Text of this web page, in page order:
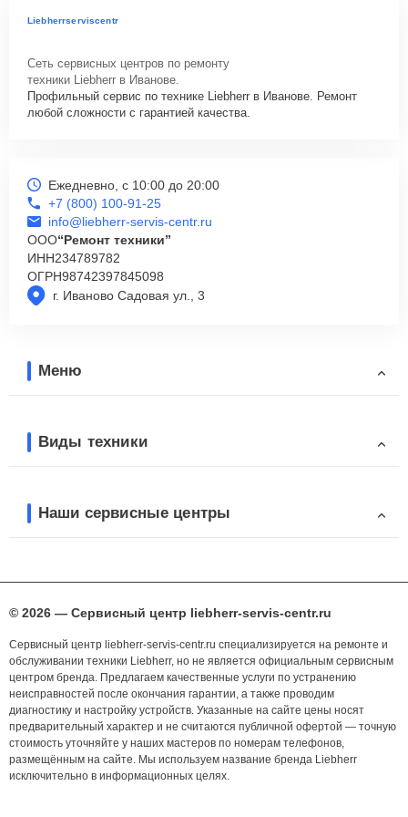
Liebherrserviscentr
Сеть сервисных центров по ремонту
техники Liebherr в Иванове.
Профильный сервис по технике Liebherr в Иванове. Ремонт
любой сложности с гарантией качества.
г. Иваново Садовая ул., 3
Ежедневно, с 10:00 до 20:00
+7 (800) 100-91-25
info@liebherr-servis-centr.ru
ООО“Ремонт техники”
ИНН234789782
ОГРН98742397845098
Меню
Виды техники
Наши сервисные центры
© 2026 — Сервисный центр liebherr-servis-centr.ru
Сервисный центр liebherr-servis-centr.ru специализируется на ремонте и
обслуживании техники Liebherr, но не является официальным сервисным
центром бренда. Предлагаем качественные услуги по устранению
неисправностей после окончания гарантии, а также проводим
диагностику и настройку устройств. Указанные на сайте цены носят
предварительный характер и не считаются публичной офертой — точную
стоимость уточняйте у наших мастеров по номерам телефонов,
размещённым на сайте. Мы используем название бренда Liebherr
исключительно в информационных целях.